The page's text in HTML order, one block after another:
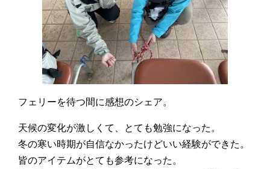
フェリーを待つ間に感想のシェア。
天候の変化が激しくて、とても勉強になった。
冬の寒い時期が自信なかったけどいい経験ができた。
皆のアイテムがとても参考になった。